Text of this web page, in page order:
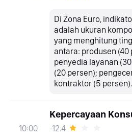
Di Zona Euro,
adalah ukuran
yang menghitung
antara: produsen (40
penyedia layanan
(20 persen);
kontraktor (5 persen).
10:00
Kepercayaan
-12.4